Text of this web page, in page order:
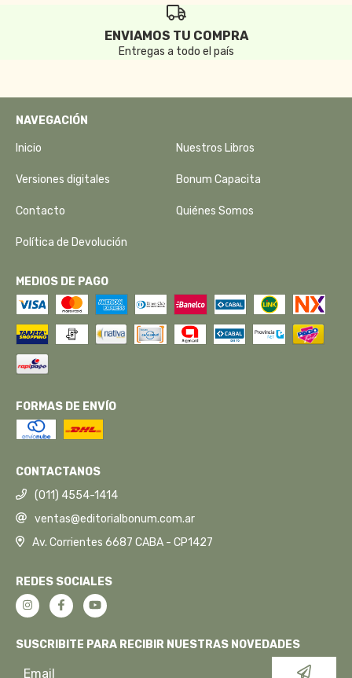
ENVIAMOS TU COMPRA
Entregas a todo el país
NAVEGACIÓN
Inicio Nuestros Libros
Versiones digitales Bonum Capacita
Contacto Quiénes Somos
Política de Devolución
MEDIOS DE PAGO
FORMAS DE ENVÍO
CONTACTANOS
(011) 4554-1414
ventas@editorialbonum.com.ar
Av. Corrientes 6687 CABA - CP1427
REDES SOCIALES
SUSCRIBITE PARA RECIBIR NUESTRAS NOVEDADES